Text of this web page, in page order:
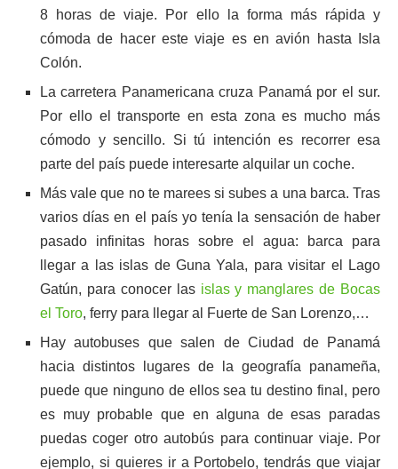
8 horas de viaje. Por ello la forma más rápida y
cómoda de hacer este viaje es en avión hasta Isla
Colón.
La carretera Panamericana cruza Panamá por el sur.
Por ello el transporte en esta zona es mucho más
cómodo y sencillo. Si tú intención es recorrer esa
parte del país puede interesarte alquilar un coche.
Más vale que no te marees si subes a una barca. Tras
varios días en el país yo tenía la sensación de haber
pasado infinitas horas sobre el agua: barca para
llegar a las islas de Guna Yala, para visitar el Lago
Gatún, para conocer las islas y manglares de Bocas
el Toro, ferry para llegar al Fuerte de San Lorenzo,…
Hay autobuses que salen de Ciudad de Panamá
hacia distintos lugares de la geografía panameña,
puede que ninguno de ellos sea tu destino final, pero
es muy probable que en alguna de esas paradas
puedas coger otro autobús para continuar viaje. Por
ejemplo, si quieres ir a Portobelo, tendrás que viajar